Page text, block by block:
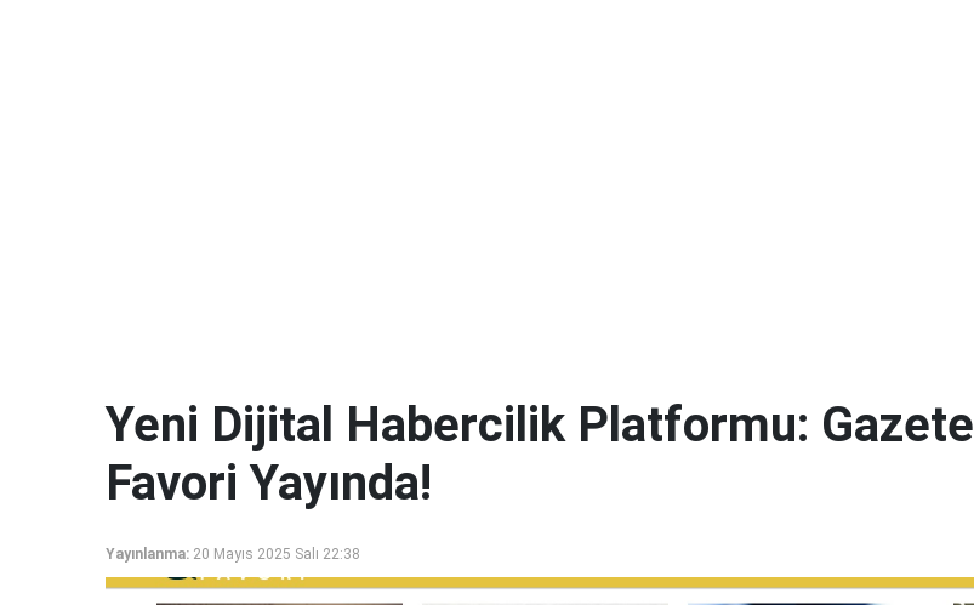
Yeni Dijital Habercilik Platformu: Gazete
Favori Yayında!
Yayınlanma: 20 Mayıs 2025 Salı 22:38